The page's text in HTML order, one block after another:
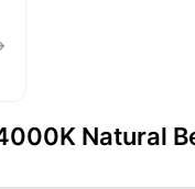
Natural